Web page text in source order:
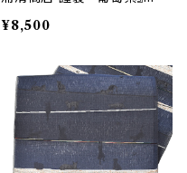
りめん 丹後産 正絹 (商品
番号:15155)
¥8,500